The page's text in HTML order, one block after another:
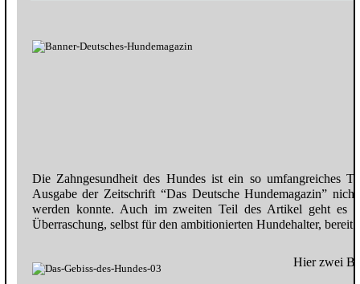
Die Zahngesundheit des Hundes ist ein so umfangreiches
Ausgabe der Zeitschrift “Das Deutsche Hundemagazin”
werden konnte. Auch im zweiten Teil des Artikel geht es
Überraschung, selbst für den ambitionierten Hundehalter, bereit
Hier zwei